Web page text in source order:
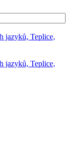
jazyků, Teplice,
jazyků, Teplice,